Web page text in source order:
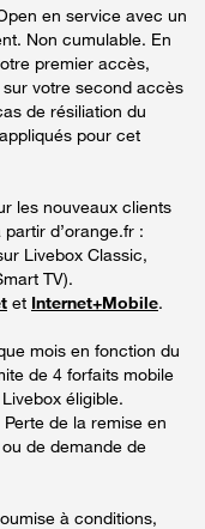
en service avec un
Non cumulable. En
premier accès,
sur votre second accès
de résiliation du
pour cet
les nouveaux clients
d’orange.fr :
Livebox Classic,
TV).
et Internet+Mobile.
mois en fonction du
de 4 forfaits mobile
éligible.
de la remise en
de demande de
à conditions,